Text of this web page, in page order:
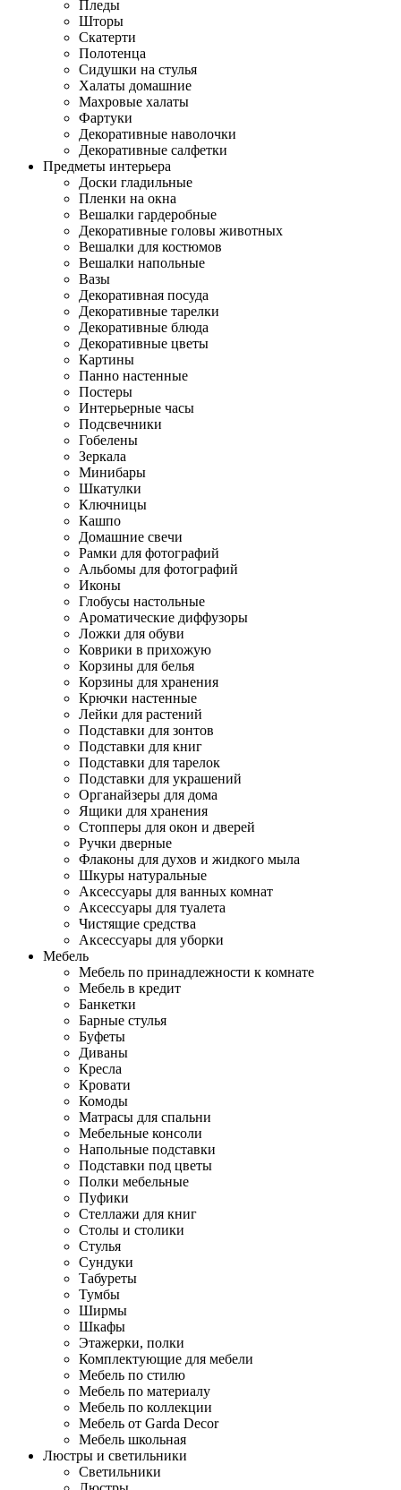
Пледы
Шторы
Скатерти
Полотенца
Сидушки на стулья
Халаты домашние
Махровые халаты
Фартуки
Декоративные наволочки
Декоративные салфетки
Предметы интерьера
Доски гладильные
Пленки на окна
Вешалки гардеробные
Декоративные головы животных
Вешалки для костюмов
Вешалки напольные
Вазы
Декоративная посуда
Декоративные тарелки
Декоративные блюда
Декоративные цветы
Картины
Панно настенные
Постеры
Интерьерные часы
Подсвечники
Гобелены
Зеркала
Минибары
Шкатулки
Ключницы
Кашпо
Домашние свечи
Рамки для фотографий
Альбомы для фотографий
Иконы
Глобусы настольные
Ароматические диффузоры
Ложки для обуви
Коврики в прихожую
Корзины для белья
Корзины для хранения
Крючки настенные
Лейки для растений
Подставки для зонтов
Подставки для книг
Подставки для тарелок
Подставки для украшений
Органайзеры для дома
Ящики для хранения
Стопперы для окон и дверей
Ручки дверные
Флаконы для духов и жидкого мыла
Шкуры натуральные
Аксессуары для ванных комнат
Аксессуары для туалета
Чистящие средства
Аксессуары для уборки
Мебель
Мебель по принадлежности к комнате
Мебель в кредит
Банкетки
Барные стулья
Буфеты
Диваны
Кресла
Кровати
Комоды
Матрасы для спальни
Мебельные консоли
Напольные подставки
Подставки под цветы
Полки мебельные
Пуфики
Стеллажи для книг
Столы и столики
Стулья
Сундуки
Табуреты
Тумбы
Ширмы
Шкафы
Этажерки, полки
Комплектующие для мебели
Мебель по стилю
Мебель по материалу
Мебель по коллекции
Мебель от Garda Decor
Мебель школьная
Люстры и светильники
Светильники